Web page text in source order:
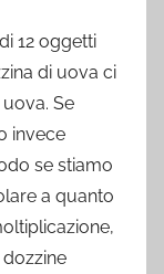
12 oggetti
di uova ci
Se
invece
se stiamo
a quanto
dozzine